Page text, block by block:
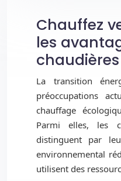
Chauffez
les
La transition
préoccupations
chauffage
Parmi elles, les
distinguent par
environnemental
utilisent des